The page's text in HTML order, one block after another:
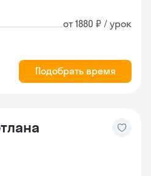
от 1880 ₽ / урок
Подобрать время